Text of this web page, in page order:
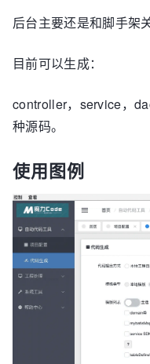
后台主要还是和脚手架
目前可以生成：
controller，service，
种源码。
使用图例